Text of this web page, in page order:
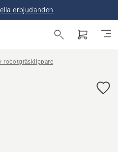
erbjudanden
robotgräsklippare